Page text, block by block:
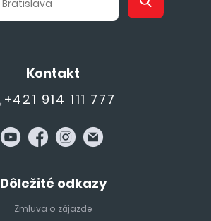
Kontakt
+421 914 111 777
Dôležité odkazy
Zmluva o zájazde